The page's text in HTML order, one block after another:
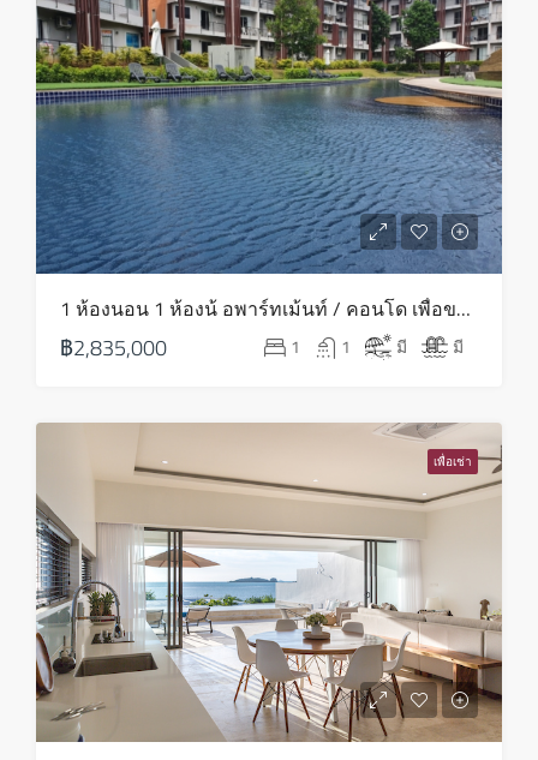
1 ห้องนอน 1 ห้องน้ อพาร์ทเม้นท์ / คอนโด เพื่อขาย ใน บางรัก – HS0764
฿2,835,000 1 1 มี มี
เพื่อเช่า